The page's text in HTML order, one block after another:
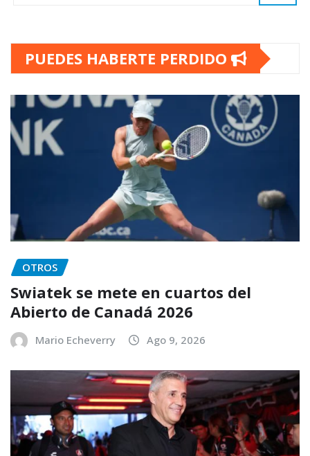
PUEDES HABERTE PERDIDO
OTROS
Swiatek se mete en cuartos del
Abierto de Canadá 2026
Mario Echeverry Ago 9, 2026